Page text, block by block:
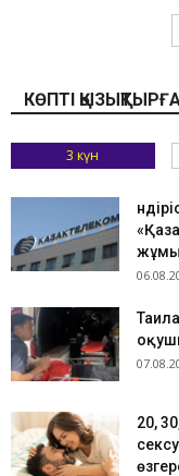
КӨПТІ
3 күн
​20,